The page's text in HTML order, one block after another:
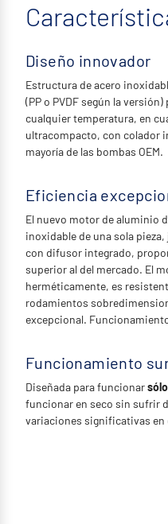
Diseño innovador
Estructura de acero
(PP o PVDF según la
cualquier temperatura, en
ultracompacto, con colador
mayoría de las bombas OEM.
Eficiencia
El nuevo motor de aluminio
inoxidable de una sola
con difusor integrado,
superior al del mercado. El
herméticamente, es
rodamientos
excepcional.
Funcionamiento
Diseñada para funcionarsólo
funcionar en seco sin sufrir
variaciones significativas en